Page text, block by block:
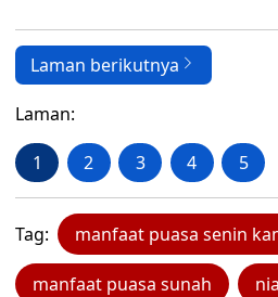
Laman berikutnya
Laman:
1 2 3 4 5
Tag: manfaat puasa senin
manfaat puasa sunah